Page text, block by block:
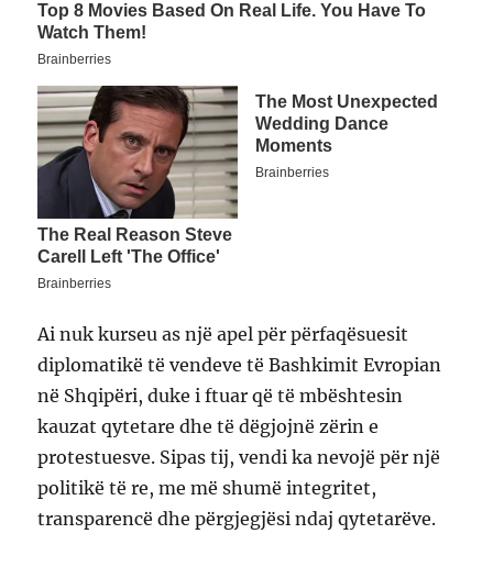
Ai nuk kurseu as një apel për përfaqësuesit
diplomatikë të vendeve të Bashkimit Evropian
në Shqipëri, duke i ftuar që të mbështesin
kauzat qytetare dhe të dëgjojnë zërin e
protestuesve. Sipas tij, vendi ka nevojë për një
politikë të re, me më shumë integritet,
transparencë dhe përgjegjësi ndaj qytetarëve.